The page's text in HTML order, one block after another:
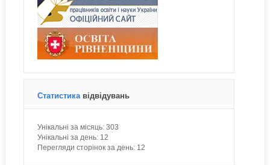
Статистика відвідувань
Унікальні за місяць: 303
Унікальні за день: 12
Перегляди сторінок за день: 12